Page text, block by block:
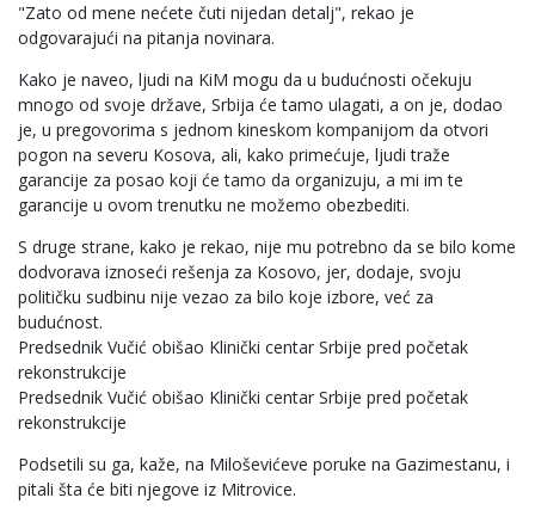
"Zato od mene nećete čuti nijedan detalj", rekao je
odgovarajući na pitanja novinara.
Kako je naveo, ljudi na KiM mogu da u budućnosti očekuju
mnogo od svoje države, Srbija će tamo ulagati, a on je, dodao
je, u pregovorima s jednom kineskom kompanijom da otvori
pogon na severu Kosova, ali, kako primećuje, ljudi traže
garancije za posao koji će tamo da organizuju, a mi im te
garancije u ovom trenutku ne možemo obezbediti.
S druge strane, kako je rekao, nije mu potrebno da se bilo kome
dodvorava iznoseći rešenja za Kosovo, jer, dodaje, svoju
političku sudbinu nije vezao za bilo koje izbore, već za
budućnost.
Predsednik Vučić obišao Klinički centar Srbije pred početak
rekonstrukcije
Predsednik Vučić obišao Klinički centar Srbije pred početak
rekonstrukcije
Podsetili su ga, kaže, na Miloševićeve poruke na Gazimestanu, i
pitali šta će biti njegove iz Mitrovice.